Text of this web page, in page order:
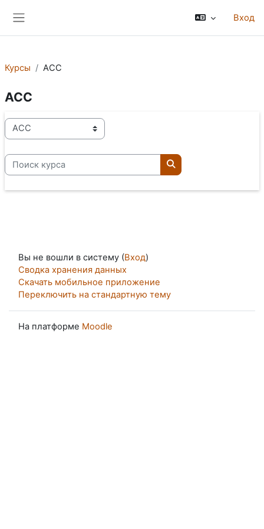
Вход
Курсы ACC
ACC
Категории курсов
Поиск курса
Поиск курса
Вы не вошли в систему (Вход)
Сводка хранения данных
Скачать мобильное приложение
Переключить на стандартную тему
На платформе Moodle